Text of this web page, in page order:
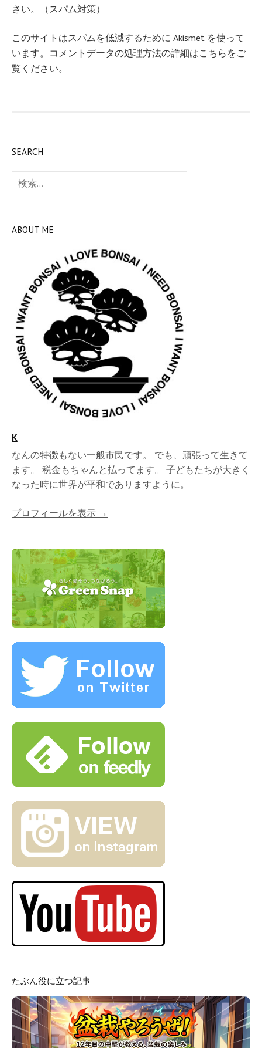
さい。（スパム対策）
このサイトはスパムを低減するために Akismet を使って
います。 コメントデータの処理方法の詳細はこちらをご
覧ください。
SEARCH
検
索:
ABOUT ME
K
なんの特徴もない一般市民です。 でも、頑張って生きて
ます。 税金もちゃんと払ってます。 子どもたちが大きく
なった時に世界が平和でありますように。
プロフィールを表示 →
たぶん役に立つ記事